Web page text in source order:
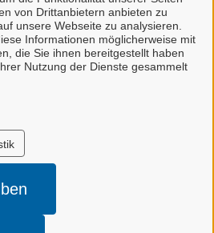
von Drittanbietern anbieten zu
unsere Webseite zu analysieren.
Informationen möglicherweise mit
die Sie ihnen bereitgestellt haben
Nutzung der Dienste gesammelt